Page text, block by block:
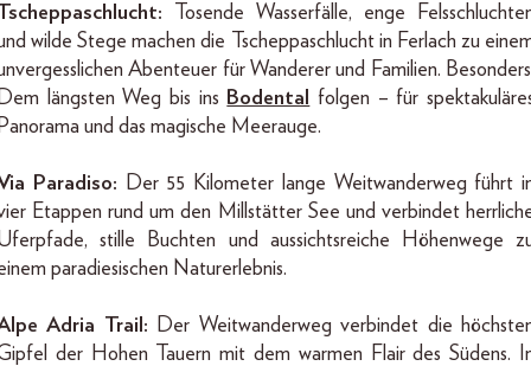
Tosende Wasserfälle, enge
wilde Stege machen die Tscheppaschlucht in Ferlach zu
Abenteuer für Wanderer und Familien.
längsten Weg bis ins Bodental
folgen – für
und das magische Meerauge.
Paradiso: Der 55 Kilometer lange Weitwanderweg führt
Etappen rund um den Millstätter See und verbindet
stille Buchten und aussichtsreiche Höhenwege
paradiesischen Naturerlebnis.
Adria Trail: Der Weitwanderweg verbindet die
der Hohen Tauern mit dem warmen Flair des Südens.